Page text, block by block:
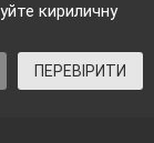
кириличну
ПЕРЕВІРИТИ